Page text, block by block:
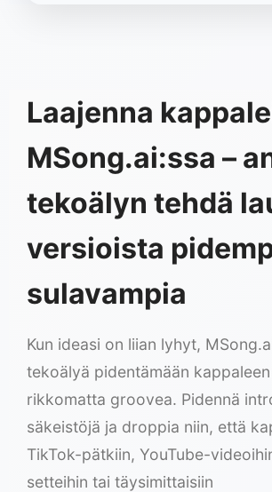
Laajenna
MSong.ai:ssa –
tekoälyn tehdä
versioista
sulavampia
Kun ideasi on liian lyhyt,
tekoälyä pidentämään
rikkomatta groovea. Pidennä
säkeistöjä ja droppia niin, että
TikTok-pätkiin, YouTube-
setteihin tai täysimittaisiin